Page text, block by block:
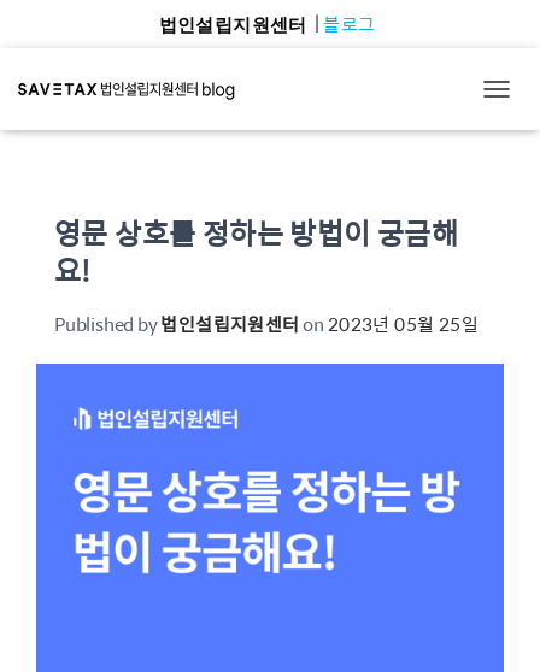
법인설립지원센터 블로그
영문 상호를 정하는 방법이 궁금해
요!
Published by법인설립지원센터on2023년 05월 25일